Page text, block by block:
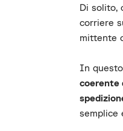
Di solito,
corriere
mittente
In
coerente
semplice